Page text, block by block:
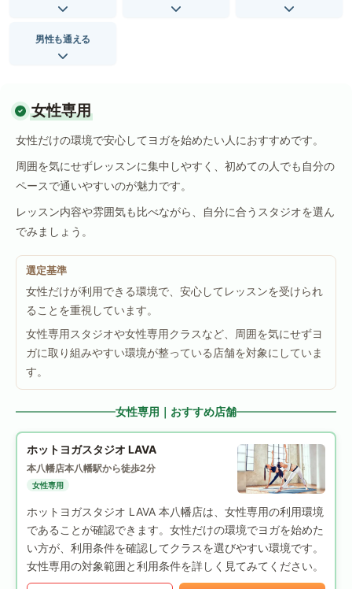
男性も通える
女性専用
女性だけの環境で安心してヨガを始めたい人におすすめです。
周囲を気にせずレッスンに集中しやすく、初めての人でも自分の
ペースで通いやすいのが魅力です。
レッスン内容や雰囲気も比べながら、自分に合うスタジオを選ん
でみましょう。
選定基準
女性だけが利用できる環境で、安心してレッスンを受けられ
ることを重視しています。
女性専用スタジオや女性専用クラスなど、周囲を気にせずヨ
ガに取り組みやすい環境が整っている店舗を対象にしていま
す。
女性専用｜おすすめ店舗
ホットヨガスタジオ LAVA
本八幡店本八幡駅から徒歩2分
女性専用
ホットヨガスタジオ LAVA 本八幡店は、女性専用の利用環境
であることが確認できます。女性だけの環境でヨガを始めた
い方が、利用条件を確認してクラスを選びやすい環境です。
女性専用の対象範囲と利用条件を詳しく見てみてください。